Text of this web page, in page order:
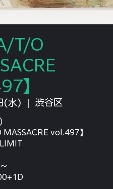
T/O
】
(水) 渋谷区
MASSACRE vol.497】